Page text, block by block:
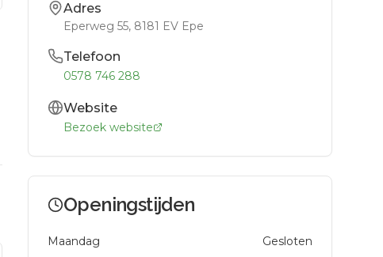
Adres
Eperweg 55, 8181 EV Epe
Telefoon
0578 746 288
Website
Bezoek website
Openingstijden
Maandag
Gesloten